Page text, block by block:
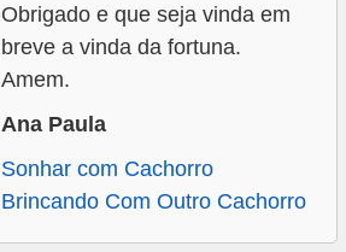
Obrigado e que seja vinda em
breve a vinda da fortuna.
Amem.
Ana Paula
Sonhar com Cachorro
Brincando Com Outro Cachorro